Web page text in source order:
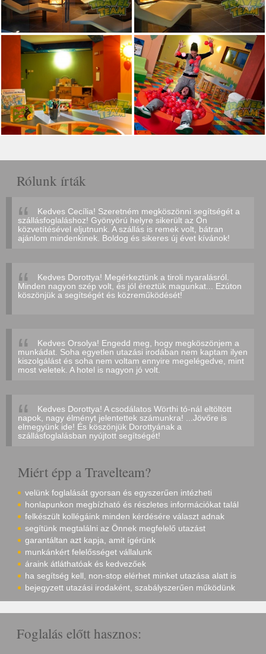
Rólunk írták
Kedves Cecília! Szeretném megköszönni segítségét a
szállásfoglaláshoz! Gyönyörú helyre sikerült az Ön
közvetítésével eljutnunk. A szállás is remek volt, bátran
ajánlom mindenkinek. Boldog és sikeres új évet kívánok!
Kedves Dorottya! Megérkeztünk a tiroli nyaralásról.
Minden nagyon szép volt, és jól éreztük magunkat... Ezúton
köszönjük a segítségét és közreműködését!
Kedves Orsolya! Engedd meg, hogy megköszönjem a
munkádat. Soha egyetlen utazási irodában nem kaptam ilyen
kiszolgálást és soha nem voltam ennyire megelégedve, mint
most veletek. A hotel is nagyon jó volt.
Kedves Dorottya! A csodálatos Wörthi tó-nál eltöltött
napok, nagy élményt jelentettek számunkra! ...Jövőre is
elmegyünk ide! És köszönjük Dorottyának a
szállásfoglalásban nyújtott segítségét!
Miért épp a Travelteam?
velünk foglalását gyorsan és egyszerűen intézheti
honlapunkon megbízható és részletes információkat talál
felkészült kollégáink minden kérdésére választ adnak
segítünk megtalálni az Önnek megfelelő utazást
garantáltan azt kapja, amit ígérünk
munkánkért felelősséget vállalunk
áraink átláthatóak és kedvezőek
ha segítség kell, non-stop elérhet minket utazása alatt is
bejegyzett utazási irodaként, szabályszerűen működünk
Foglalás előtt hasznos: